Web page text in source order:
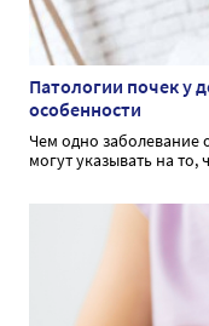
Патологии почек у
особенности
Чем одно заболевание
могут указывать на то,